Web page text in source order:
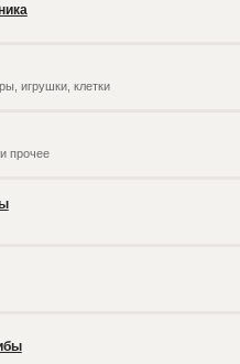
игрушки, клетки
прочее